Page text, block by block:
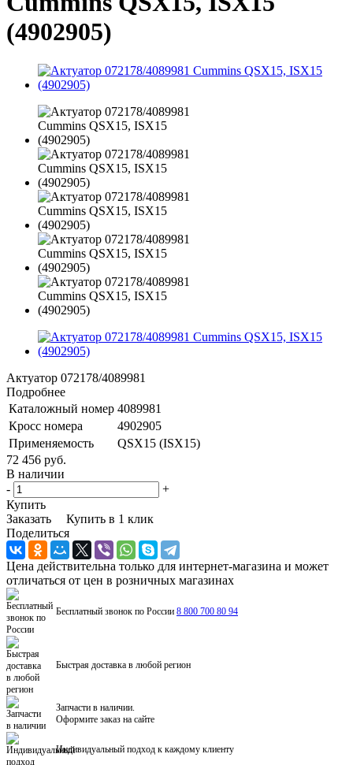
(4902905)
Актуатор 072178/4089981
Подробнее
Каталожный номер 4089981
Кросс номера
4902905
Применяемость
QSX15 (ISX15)
72 456 руб.
В наличии
-
+
Купить
Заказать
Купить в 1 клик
Поделиться
Цена действительна только для интернет-магазина и может
отличаться от цен в розничных магазинах
Бесплатный звонок по России 8 800 700 80 94
Быстрая доставка в любой регион
Запчасти в наличии.
Оформите заказ на сайте
Индивидуальный подход к каждому клиенту